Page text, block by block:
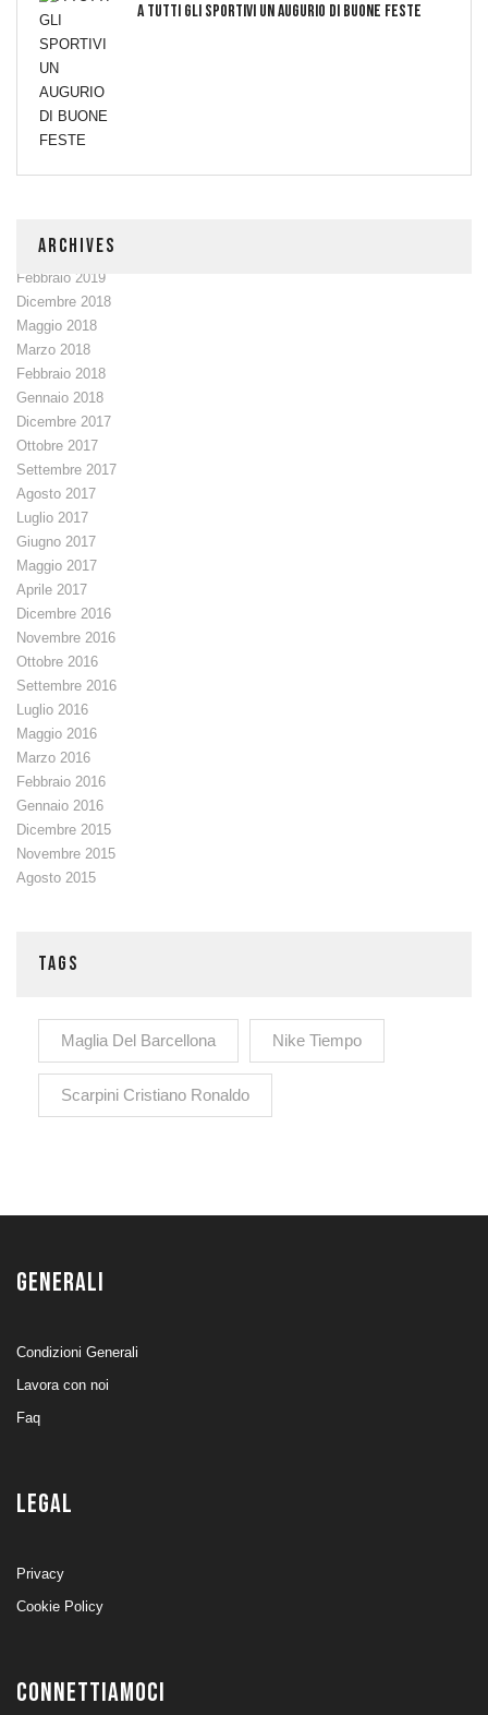
A TUTTI GLI SPORTIVI UN AUGURIO DI BUONE FESTE
ARCHIVES
Febbraio 2019
Dicembre 2018
Maggio 2018
Marzo 2018
Febbraio 2018
Gennaio 2018
Dicembre 2017
Ottobre 2017
Settembre 2017
Agosto 2017
Luglio 2017
Giugno 2017
Maggio 2017
Aprile 2017
Dicembre 2016
Novembre 2016
Ottobre 2016
Settembre 2016
Luglio 2016
Maggio 2016
Marzo 2016
Febbraio 2016
Gennaio 2016
Dicembre 2015
Novembre 2015
Agosto 2015
TAGS
Maglia Del Barcellona Nike Tiempo
Scarpini Cristiano Ronaldo
GENERALI
Condizioni Generali
Lavora con noi
Faq
LEGAL
Privacy
Cookie Policy
CONNETTIAMOCI